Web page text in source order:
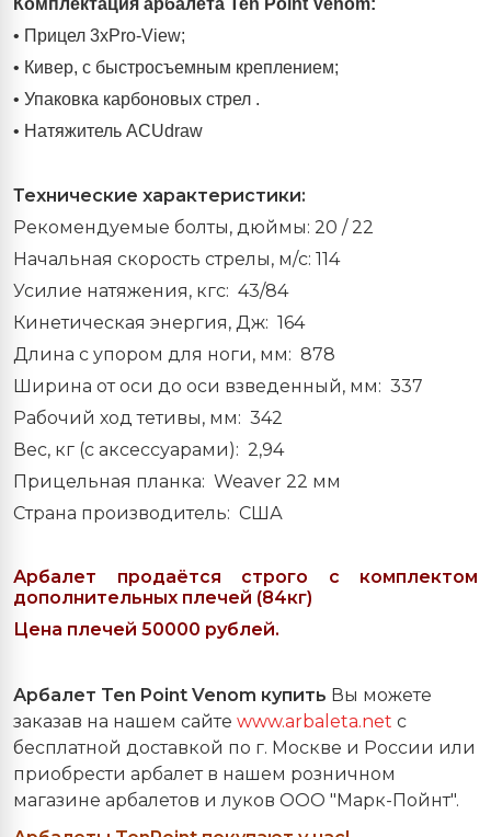
• Прицел 3xPro-View;
• Кивер, с быстросъемным креплением;
• Упаковка карбоновых стрел .
• Натяжитель ACUdraw
Технические характеристики:
Рекомендуемые болты, дюймы: 20 / 22
Начальная скорость стрелы, м/с: 114
Усилие натяжения, кгс: 43/84
Кинетическая энергия, Дж: 164
Длина с упором для ноги, мм: 878
Ширина от оси до оси взведенный, мм: 337
Рабочий ход тетивы, мм: 342
Вес, кг (с аксессуарами): 2,94
Прицельная планка: Weaver 22 мм
Страна производитель: США
Арбалет продаётся строго с комплектом
дополнительных плечей (84кг)
Цена плечей 50000 рублей.
Арбалет Ten Point Venom купить Вы можете
заказав на нашем сайте www.arbaleta.net с
бесплатной доставкой по г. Москве и России или
приобрести арбалет в нашем розничном
магазине арбалетов и луков ООО "Марк-Пойнт".